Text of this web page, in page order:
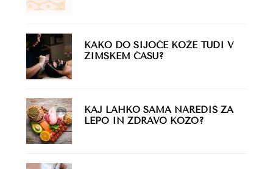
KAKO DO SIJOČE KOŽE TUDI V
ZIMSKEM ČASU?
KAJ LAHKO SAMA NAREDIŠ ZA
LEPO IN ZDRAVO KOŽO?